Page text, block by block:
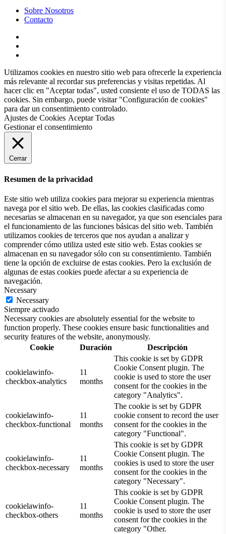
Sobre Nosotros
Contacto
Utilizamos cookies en nuestro sitio web para ofrecerle la experiencia
más relevante al recordar sus preferencias y visitas repetidas. Al
hacer clic en "Aceptar todas", usted consiente el uso de TODAS las
cookies. Sin embargo, puede visitar "Configuración de cookies"
para dar un consentimiento controlado.
Ajustes de Cookies Aceptar Todas
Gestionar el consentimiento
Cerrar
Resumen de la privacidad
Este sitio web utiliza cookies para mejorar su experiencia mientras
navega por el sitio web. De ellas, las cookies clasificadas como
necesarias se almacenan en su navegador, ya que son esenciales para
el funcionamiento de las funciones básicas del sitio web. También
utilizamos cookies de terceros que nos ayudan a analizar y
comprender cómo utiliza usted este sitio web. Estas cookies se
almacenan en su navegador sólo con su consentimiento. También
tiene la opción de excluirse de estas cookies. Pero la exclusión de
algunas de estas cookies puede afectar a su experiencia de
navegación.
Necessary
Necessary
Siempre activado
Necessary cookies are absolutely essential for the website to
function properly. These cookies ensure basic functionalities and
security features of the website, anonymously.
Cookie
Duración Descripción
cookielawinfo-
checkbox-analytics
11
months
This cookie is set by GDPR
Cookie Consent plugin. The
cookie is used to store the user
consent for the cookies in the
category "Analytics".
cookielawinfo-
checkbox-functional
11
months
The cookie is set by GDPR
cookie consent to record the user
consent for the cookies in the
category "Functional".
cookielawinfo-
checkbox-necessary
11
months
This cookie is set by GDPR
Cookie Consent plugin. The
cookies is used to store the user
consent for the cookies in the
category "Necessary".
cookielawinfo-
checkbox-others
11
months
This cookie is set by GDPR
Cookie Consent plugin. The
cookie is used to store the user
consent for the cookies in the
category "Other.